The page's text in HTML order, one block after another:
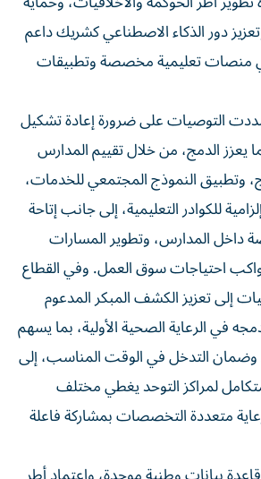
دور الذكاء الاصطناعي كشريك داعم
منصات تعليمية مخصصة وتطبيقات
التوصيات على ضرورة إعادة تشكيل
يعزز الدمج، من خلال تقييم المدارس
وتطبيق النموذج المجتمعي للخدمات،
للكوادر التعليمية، إلى جانب إتاحة
المدارس، وتطوير المسارات
يواكب احتياجات سوق العمل. وفي القطاع
إلى تعزيز الكشف المبكر المدعوم
في الرعاية الصحية الأولية، بما يسهم
التدخل في الوقت المناسب، إلى
لمراكز التوحد يغطي مختلف
متعددة التخصصات بمشاركة فاعلة